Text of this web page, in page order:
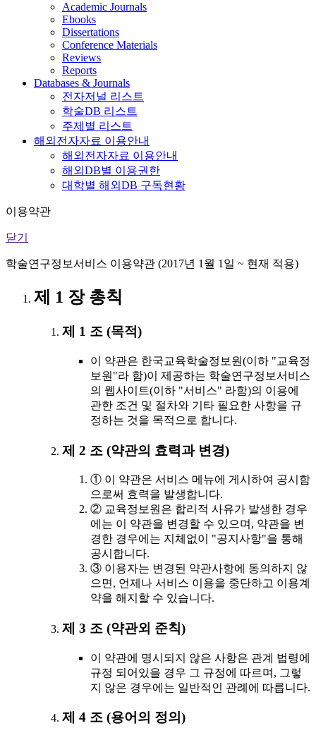
Academic Journals
Ebooks
Dissertations
Conference Materials
Reviews
Reports
Databases & Journals
전자저널 리스트
학술DB 리스트
주제별 리스트
해외전자자료 이용안내
해외전자자료 이용안내
해외DB별 이용권한
대학별 해외DB 구독현황
이용약관
닫기
학술연구정보서비스 이용약관 (2017년 1월 1일 ~ 현재 적용)
제 1 장 총칙
제 1 조 (목적)
이 약관은 한국교육학술정보원(이하 "교육정
보원"라 함)이 제공하는 학술연구정보서비스
의 웹사이트(이하 "서비스" 라함)의 이용에
관한 조건 및 절차와 기타 필요한 사항을 규
정하는 것을 목적으로 합니다.
제 2 조 (약관의 효력과 변경)
① 이 약관은 서비스 메뉴에 게시하여 공시함
으로써 효력을 발생합니다.
② 교육정보원은 합리적 사유가 발생한 경우
에는 이 약관을 변경할 수 있으며, 약관을 변
경한 경우에는 지체없이 "공지사항"을 통해
공시합니다.
③ 이용자는 변경된 약관사항에 동의하지 않
으면, 언제나 서비스 이용을 중단하고 이용계
약을 해지할 수 있습니다.
제 3 조 (약관외 준칙)
이 약관에 명시되지 않은 사항은 관계 법령에
규정 되어있을 경우 그 규정에 따르며, 그렇
지 않은 경우에는 일반적인 관례에 따릅니다.
제 4 조 (용어의 정의)